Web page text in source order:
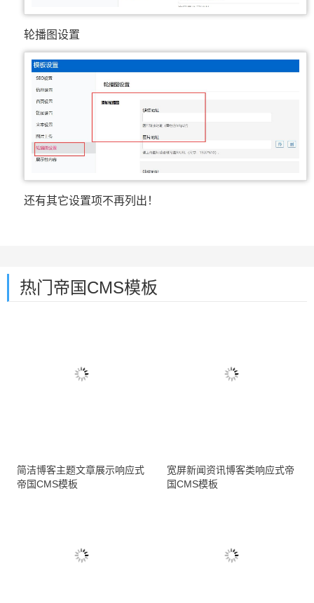
轮播图设置
还有其它设置项不再列出！
热门帝国CMS模板
简洁博客主题文章展示响应式
帝国CMS模板
宽屏新闻资讯博客类响应式帝
国CMS模板